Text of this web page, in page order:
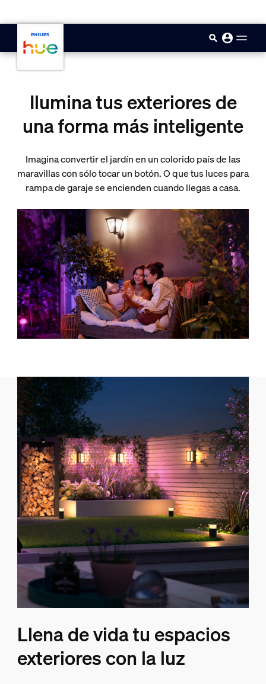
Ilumina tus exteriores de
una forma más inteligente
Imagina convertir el jardín en un colorido país de las
maravillas con sólo tocar un botón. O que tus luces para
rampa de garaje se encienden cuando llegas a casa.
Llena de vida tu espacios
exteriores con la luz